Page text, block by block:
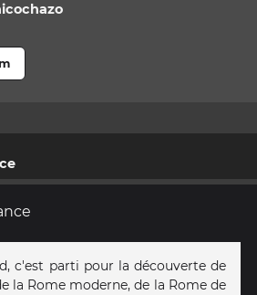
c'est parti pour la découverte de
la Rome moderne, de la Rome de